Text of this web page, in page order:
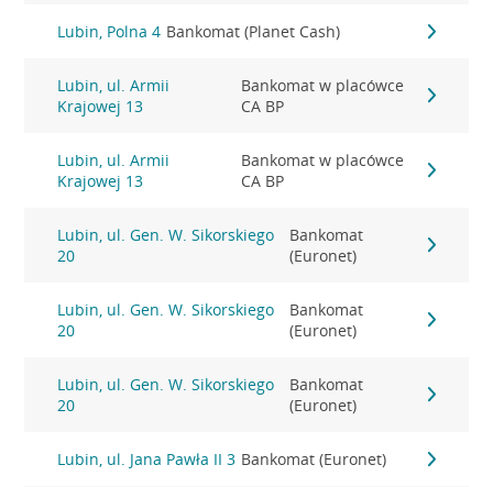
Lubin, Polna 4 Bankomat (Planet Cash)
Lubin, ul. Armii
Krajowej 13
Bankomat w placówce
CA BP
Lubin, ul. Armii
Krajowej 13
Bankomat w placówce
CA BP
Lubin, ul. Gen. W. Sikorskiego
20
Bankomat
(Euronet)
Lubin, ul. Gen. W. Sikorskiego
20
Bankomat
(Euronet)
Lubin, ul. Gen. W. Sikorskiego
20
Bankomat
(Euronet)
Lubin, ul. Jana Pawła II 3 Bankomat (Euronet)